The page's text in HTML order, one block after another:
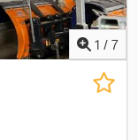
1 / 7